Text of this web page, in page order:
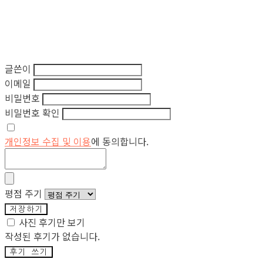
글쓴이
이메일
비밀번호
비밀번호 확인
개인정보 수집 및 이용에 동의합니다.
평점 주기
저장하기
사진 후기만 보기
작성된 후기가 없습니다.
후기 쓰기